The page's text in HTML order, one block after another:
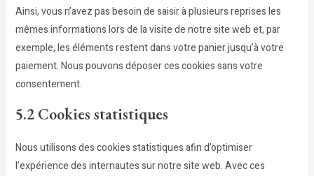
Ainsi, vous n’avez pas besoin de saisir à plusieurs reprises les
mêmes informations lors de la visite de notre site web et, par
exemple, les éléments restent dans votre panier jusqu’à votre
paiement. Nous pouvons déposer ces cookies sans votre
consentement.
5.2 Cookies statistiques
Nous utilisons des cookies statistiques afin d’optimiser
l’expérience des internautes sur notre site web. Avec ces